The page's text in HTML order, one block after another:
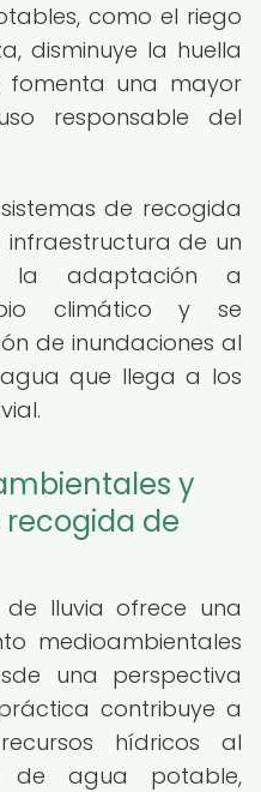
como el riego
disminuye la huella
una mayor
responsable del
de recogida
de un
la adaptación a
climático y se
de inundaciones al
que llega a los
y
de
lluvia ofrece una
medioambientales
una perspectiva
contribuye a
hídricos al
de agua potable,